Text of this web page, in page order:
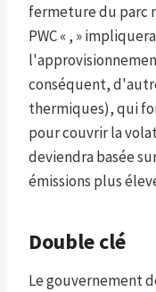
fermeture du parc
PWC « , »
conséquent,
thermiques), qui
pour couvrir la
deviendra basée
émissions plus
Double clé
Le gouvernement